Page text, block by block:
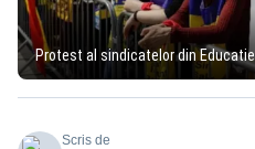
Protest al sindicatelor din Educatie
Scris de